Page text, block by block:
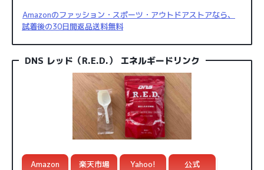
Amazonのファッション・スポーツ・アウトドアストアなら、
試着後の30日間返品送料無料
DNS レッド（R.E.D.） エネルギードリンク
Amazon 楽天市場 Yahoo! 公式